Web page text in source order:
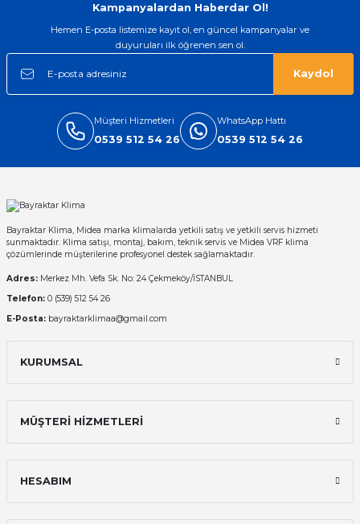
Kampanyalardan Haberdar Ol!
Hemen E-posta listemize kayıt ol, en güncel kampanyalar ve
duyuruları ilk öğrenen sen ol.
Kaydol
Müşteri Hizmetleri
0539 512 54 26
WhatsApp Hattı
0539 512 54 26
Bayraktar Klima, Midea marka klimalarda yetkili satış ve yetkili servis hizmeti
sunmaktadır. Klima satışı, montaj, bakım, teknik servis ve Midea VRF klima
çözümlerinde müşterilerine profesyonel destek sağlamaktadır.
Adres: Merkez Mh. Vefa Sk. No: 24 Çekmeköy/İSTANBUL
Telefon: 0 (539) 512 54 26
E-Posta: bayraktarklimaa@gmail.com
KURUMSAL
MÜŞTERİ HİZMETLERİ
HESABIM